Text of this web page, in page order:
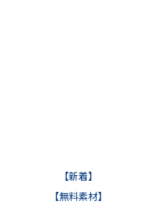
【新着】
【無料素材】